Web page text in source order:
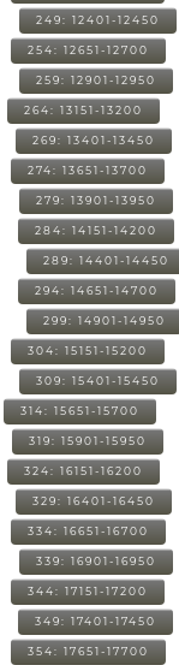
249: 12401-12450
254: 12651-12700
259: 12901-12950
264: 13151-13200
269: 13401-13450
274: 13651-13700
279: 13901-13950
284: 14151-14200
289: 14401-14450
294: 14651-14700
299: 14901-14950
304: 15151-15200
309: 15401-15450
314: 15651-15700
319: 15901-15950
324: 16151-16200
329: 16401-16450
334: 16651-16700
339: 16901-16950
344: 17151-17200
349: 17401-17450
354: 17651-17700